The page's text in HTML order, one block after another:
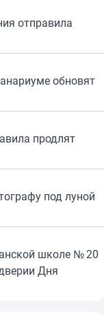
отправила
обновят
продлят
под луной
школе № 20
Дня